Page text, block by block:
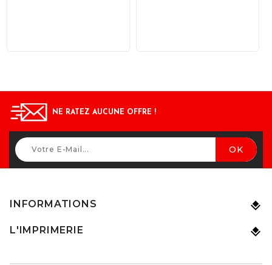
NE RATEZ AUCUNE OFFRE !
INFORMATIONS
L'IMPRIMERIE